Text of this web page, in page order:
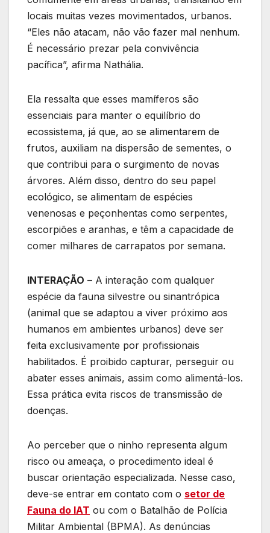
locais muitas vezes movimentados, urbanos.
“Eles não atacam, não vão fazer mal nenhum.
É necessário prezar pela convivência
pacífica”, afirma Nathália.
Ela ressalta que esses mamíferos são
essenciais para manter o equilíbrio do
ecossistema, já que, ao se alimentarem de
frutos, auxiliam na dispersão de sementes, o
que contribui para o surgimento de novas
árvores. Além disso, dentro do seu papel
ecológico, se alimentam de espécies
venenosas e peçonhentas como serpentes,
escorpiões e aranhas, e têm a capacidade de
comer milhares de carrapatos por semana.
INTERAÇÃO – A interação com qualquer
espécie da fauna silvestre ou sinantrópica
(animal que se adaptou a viver próximo aos
humanos em ambientes urbanos) deve ser
feita exclusivamente por profissionais
habilitados. É proibido capturar, perseguir ou
abater esses animais, assim como alimentá-los.
Essa prática evita riscos de transmissão de
doenças.
Ao perceber que o ninho representa algum
risco ou ameaça, o procedimento ideal é
buscar orientação especializada. Nesse caso,
deve-se entrar em contato com o setor de
Fauna do IAT ou com o Batalhão de Polícia
Militar Ambiental (BPMA). As denúncias